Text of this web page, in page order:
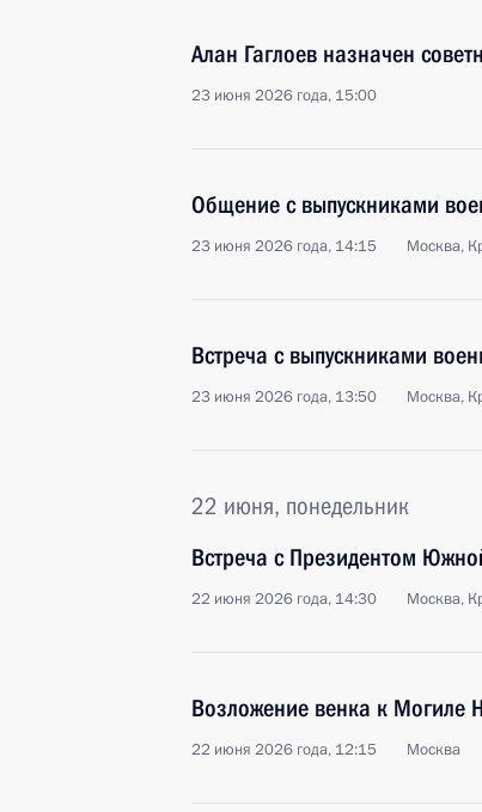
Алан Гаглоев назначен
23 июня 2026 года, 15:00
Общение с выпускниками
23 июня 2026 года, 14:15 Москва,
Встреча с выпускниками
23 июня 2026 года, 13:50 Москва,
22 июня, понедельник
Встреча с Президентом
22 июня 2026 года, 14:30 Москва,
Возложение венка к Могиле
22 июня 2026 года, 12:15 Москва